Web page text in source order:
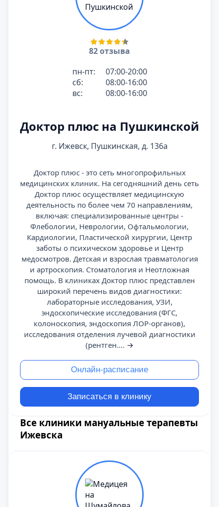
82 отзыва
пн-пт:
07:00-20:00
сб:
08:00-16:00
вс:
08:00-16:00
Доктор плюс на Пушкинской
г. Ижевск, Пушкинская, д. 136а
Доктор плюс - это сеть многопрофильных
медицинских клиник. На сегодняшний день сеть
Доктор плюс осуществляет медицинскую
деятельность по более чем 70 направлениям,
включая: специализированные центры -
Флебологии, Неврологии, Офтальмологии,
Кардиологии, Пластической хирургии, Центр
заботы о психическом здоровье и Центр
медосмотров. Детская и взрослая травматология
и артроскопия. Стоматология и Неотложная
помощь. В клиниках Доктор плюс представлен
широкий перечень видов диагностики:
лабораторные исследования, УЗИ,
эндоскопические исследования (ФГС,
колоноскопия, эндоскопия ЛОР-органов),
исследования отделения лучевой диагностики
(рентген.... →
Онлайн-расписание
Записаться в клинику
Все клиники мануальные терапевты
Ижевска